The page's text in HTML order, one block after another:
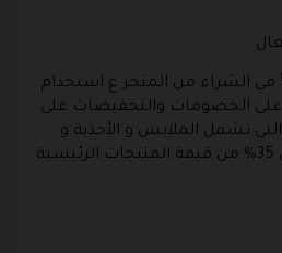
.
في الشراء من المتجر ع استخدام
الخصومات والتخفيضات على
تشمل الملابس و الأحذية و
الاكسسوارات و ذلك حتى 35% من قيمة المنتجات الرئيسية